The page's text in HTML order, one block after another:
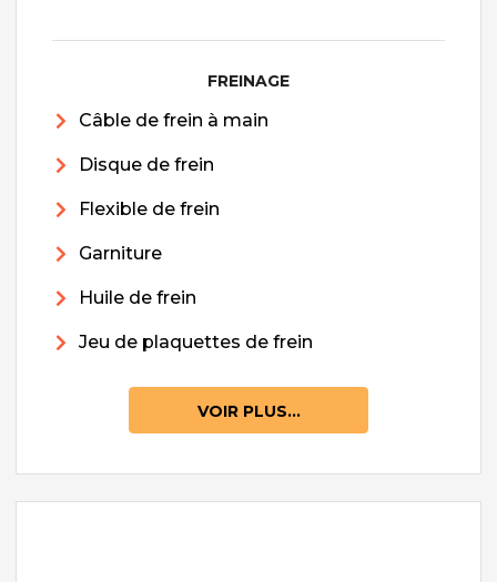
FREINAGE
Câble de frein à main
Disque de frein
Flexible de frein
Garniture
Huile de frein
Jeu de plaquettes de frein
VOIR PLUS...